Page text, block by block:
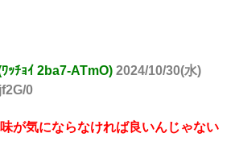
ｯﾁｮｲ 2ba7-ATmO) 2024/10/30(水)
0
が気にならなければ良いんじゃない